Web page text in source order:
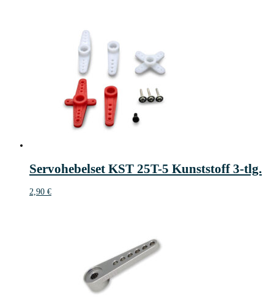
Servohebelset KST 25T-5 Kunststoff 3-tlg.
2,90 €